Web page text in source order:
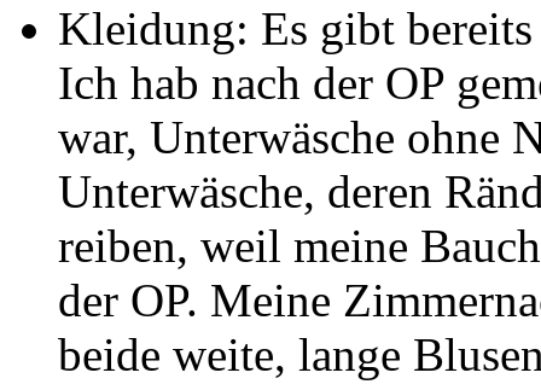
Kleidung: Es gibt
Ich hab nach der OP
war, Unterwäsche ohne
Unterwäsche, deren
reiben, weil meine
der OP. Meine
beide weite, lange